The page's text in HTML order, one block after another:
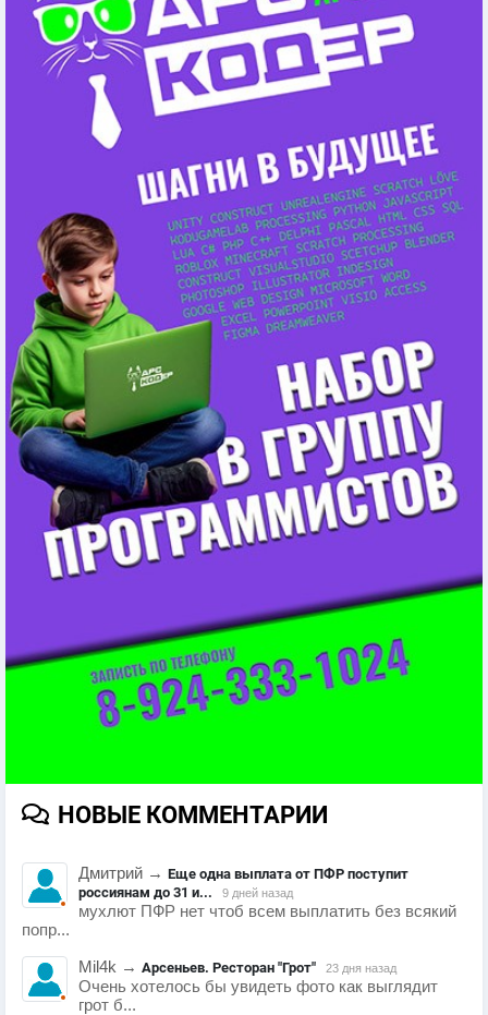
НОВЫЕ КОММЕНТАРИИ
Дмитрий → Еще одна выплата от ПФР поступит
россиянам до 31 и...
9 дней назад
мухлют ПФР нет чтоб всем выплатить без всякий
попр...
Mil4k → Арсеньев. Ресторан "Грот" 23 дня назад
Очень хотелось бы увидеть фото как выглядит
грот б...